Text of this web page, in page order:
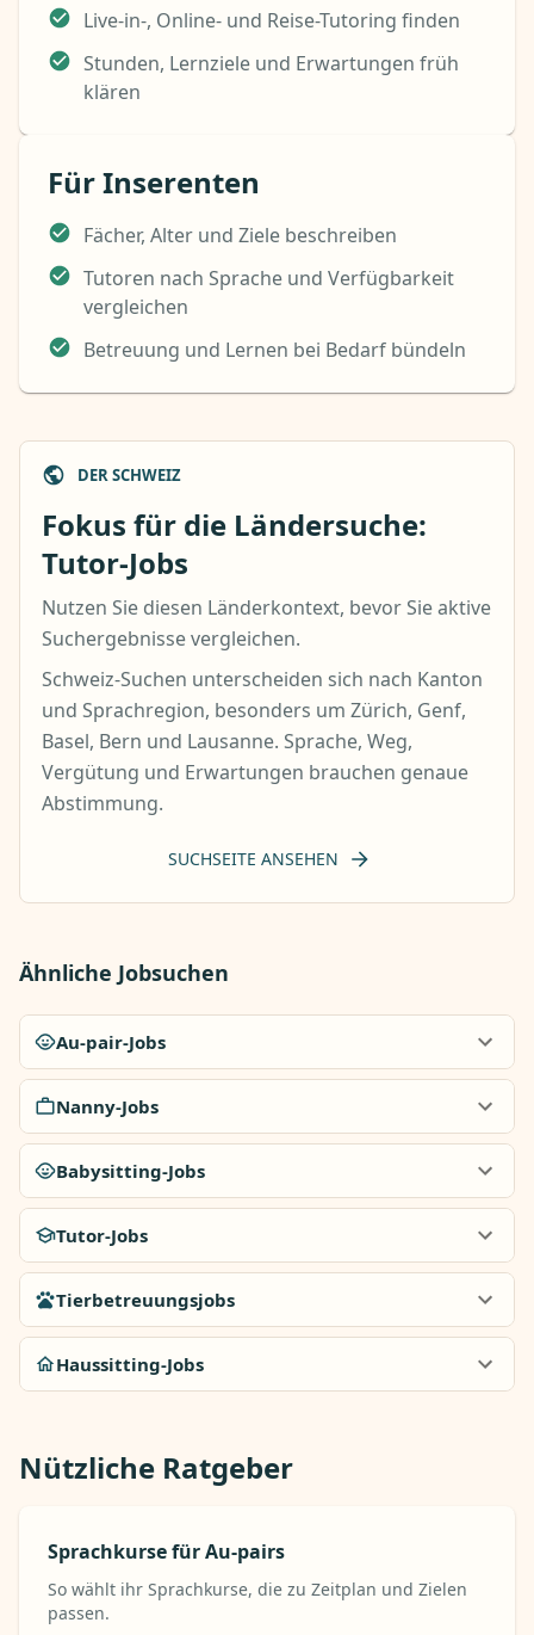
Live-in-, Online- und Reise-Tutoring finden
Stunden, Lernziele und Erwartungen früh
klären
Für Inserenten
Fächer, Alter und Ziele beschreiben
Tutoren nach Sprache und Verfügbarkeit
vergleichen
Betreuung und Lernen bei Bedarf bündeln
DER SCHWEIZ
Fokus für die Ländersuche:
Tutor-Jobs
Nutzen Sie diesen Länderkontext, bevor Sie aktive
Suchergebnisse vergleichen.
Schweiz-Suchen unterscheiden sich nach Kanton
und Sprachregion, besonders um Zürich, Genf,
Basel, Bern und Lausanne. Sprache, Weg,
Vergütung und Erwartungen brauchen genaue
Abstimmung.
SUCHSEITE ANSEHEN
Ähnliche Jobsuchen
Au-pair-Jobs
Nanny-Jobs
Babysitting-Jobs
Tutor-Jobs
Tierbetreuungsjobs
Haussitting-Jobs
Nützliche Ratgeber
Sprachkurse für Au-pairs
So wählt ihr Sprachkurse, die zu Zeitplan und Zielen
passen.